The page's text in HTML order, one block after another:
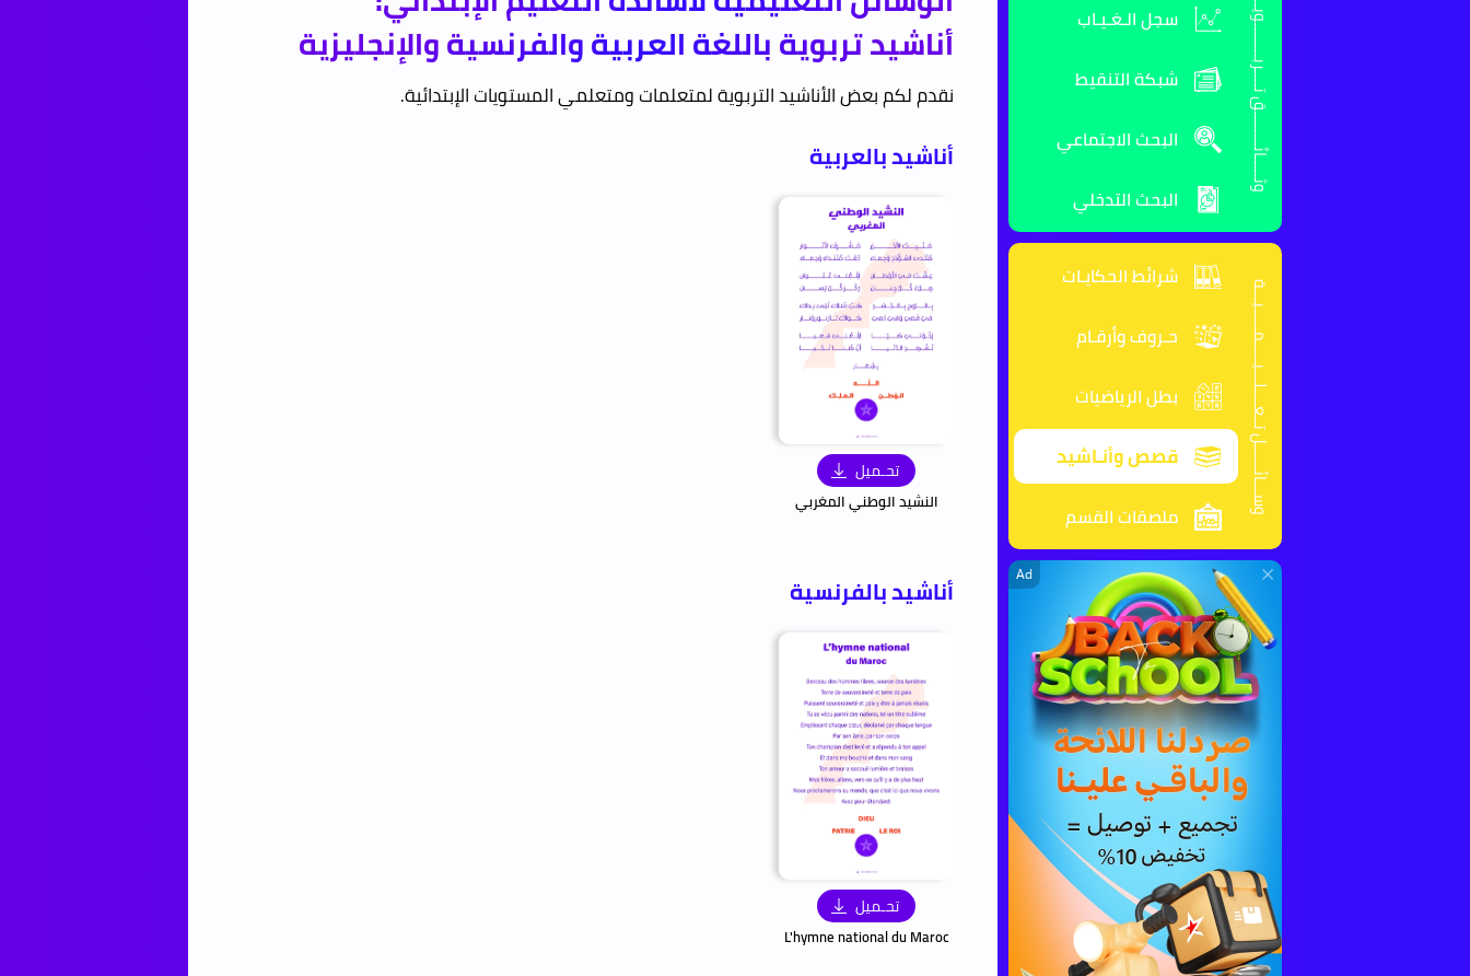
وثـــــائــــــــق تــــربــــــــويـــــــة
سجل الـغـيـاب
شبكة التنقيط
البحث الاجتماعي
البحث التدخلي
وســـائــــــل تــعــــلـــيـــــمـــــيـــة
شرائط الحكايـات
حـروف وأرقـام
بطل الرياضيات
قصص وأنـاشيد
ملصقات القسم
Ad
أناشيد تربوية باللغة العربية والفرنسية والإنجليزية
نقدم لكم بعض الأناشيد التربوية لمتعلمات ومتعلمي المستويات الإبتدائية.
أناشيد بالعربية
تحـميل
النشيد الوطني المغربي
أناشيد بالفرنسية
تحـميل
L'hymne national du Maroc